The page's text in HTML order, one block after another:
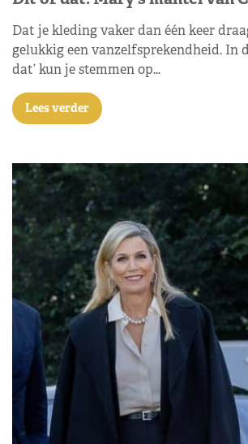
Dat je kleding vaker dan één keer
gelukkig een vanzelfsprekendheid. In
dat’ kun je stemmen op…
Lees verder